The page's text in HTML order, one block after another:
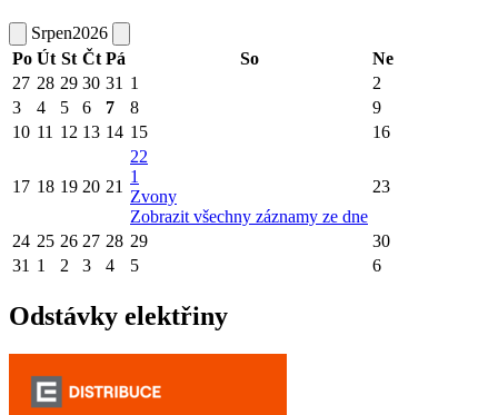
Srpen2026
Po Út St Čt Pá So
Ne
27 28 29 30 31 1
2
3
4 5 6 7 8
9
10 11 12 13 14 15 16
17 18 19 20 21
22
1
Zvony
Zobrazit všechny záznamy ze dne
23
24 25 26 27 28 29
30
31 1 2 3 4 5 6
Odstávky elektřiny